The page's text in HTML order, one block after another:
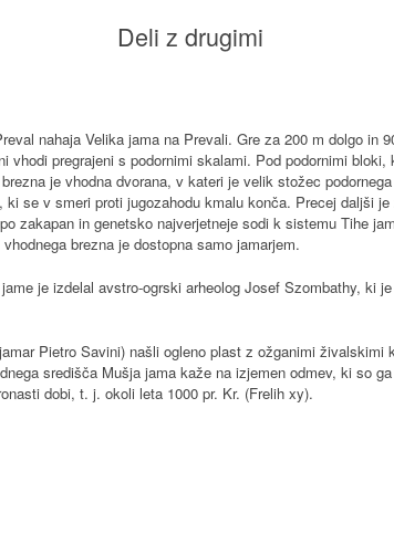
Deli z drugimi
nahaja Velika jama na Prevali. Gre za 200 m dolgo in
pregrajeni s podornimi skalami. Pod podornimi
je vhodna dvorana, v kateri je velik stožec
se v smeri proti jugozahodu kmalu konča. Precej daljši
zakapan in genetsko najverjetneje sodi k sistemu Tihe
brezna je dostopna samo jamarjem.
je izdelal avstro-ogrski arheolog Josef Szombathy, ki
Pietro Savini) našli ogleno plast z ožganimi živalskimi
središča Mušja jama kaže na izjemen odmev, ki so
dobi, t. j. okoli leta 1000 pr. Kr. (Frelih xy).